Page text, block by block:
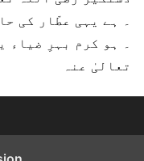
۔
ہے یہی عطّار کی
۔
ہو کرم بہرِ ضیاء
تعالیٰ عنہ